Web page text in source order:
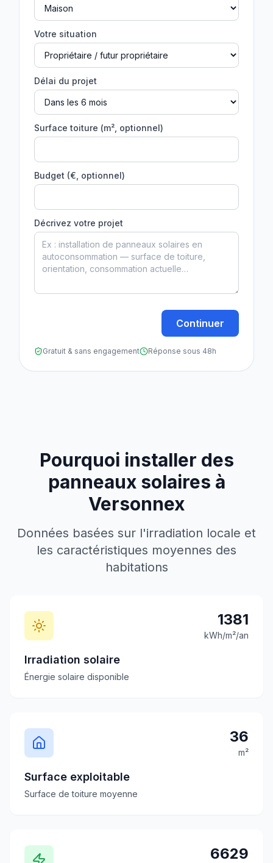
Votre situation
Délai du projet
Surface toiture (m², optionnel)
Budget (€, optionnel)
Décrivez votre projet
Continuer
Gratuit & sans engagement Réponse sous 48h
Pourquoi installer des
panneaux solaires à
Versonnex
Données basées sur l'irradiation locale et
les caractéristiques moyennes des
habitations
1381
kWh/m²/an
Irradiation solaire
Énergie solaire disponible
36
m²
Surface exploitable
Surface de toiture moyenne
6629